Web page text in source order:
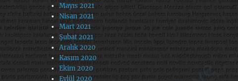
Mayıs 2021
Nisan 2021
Mart 2021
Şubat 2021
Aralık 2020
Kasım 2020
Ekim 2020
Eylül 2020